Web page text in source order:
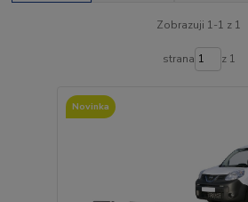
Zobrazuji 1-1 z 1
strana z 1
Novinka